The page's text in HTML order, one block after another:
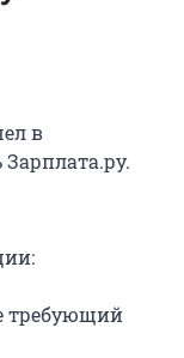
в
требующий